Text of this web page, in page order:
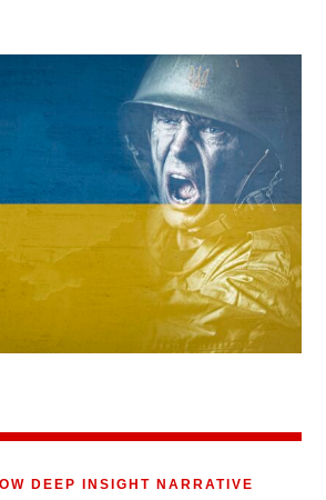
DEEP INSIGHT NARRATIVE